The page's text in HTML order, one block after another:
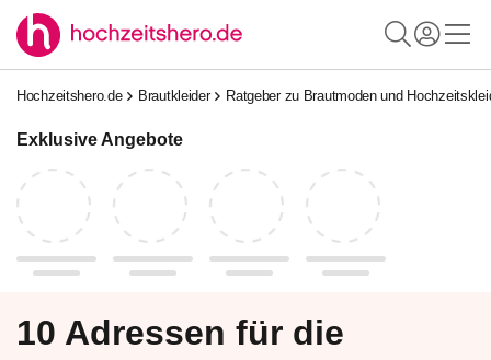
Hochzeitshero.de Brautkleider Ratgeber zu Brautmoden und
Exklusive Angebote
10 Adressen für die